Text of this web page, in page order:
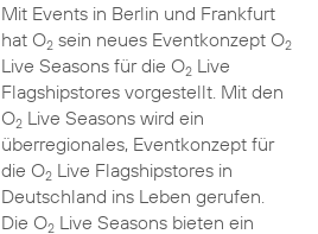
Mit Events in Berlin und Frankfurt
hat O2sein neues Eventkonzept O2
Live Seasons für die O2Live
Flagshipstores vorgestellt. Mit den
O2Live Seasons wird ein
überregionales, Eventkonzept für
die O2Live Flagshipstores in
Deutschland ins Leben gerufen.
Die O2Live Seasons bieten ein